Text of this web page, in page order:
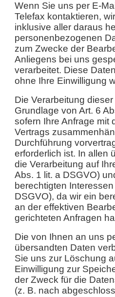
Wenn Sie uns per E-
Telefax kontaktieren,
inklusive aller daraus
personenbezogenen
zum Zwecke der
Anliegens bei uns
verarbeitet. Diese
ohne Ihre Einwilligung
Die Verarbeitung
Grundlage von Art. 6
sofern Ihre Anfrage mit
Vertrags
Durchführung
erforderlich ist. In allen
die Verarbeitung auf
Abs. 1 lit. a DSGVO)
berechtigten
DSGVO), da wir ein
an der effektiven
gerichteten Anfragen
Die von Ihnen an uns
übersandten Daten
Sie uns zur Löschung
Einwilligung zur
der Zweck für die
(z. B. nach